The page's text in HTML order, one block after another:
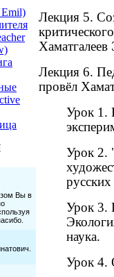
Emil)
Лекция 5.
Хаматгалеев
Лекция 6.
провёл
Урок 1.
Урок 2.
Урок 3.
наука.
Урок 4.